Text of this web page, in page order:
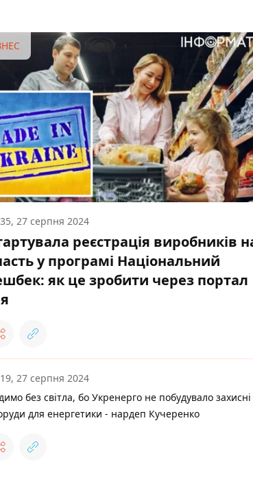
27 серпня 2024
реєстрація виробників
у програмі Національний
як це зробити через портал
27 серпня 2024
без світла, бо Укренерго не побудувало захисні
для енергетики - нардеп Кучеренко